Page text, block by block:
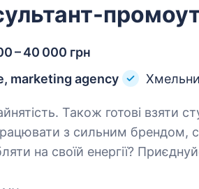
– 40 000 грн
marketing agency
Також готові взяти студента.
з сильним брендом,
на своїй енергії?